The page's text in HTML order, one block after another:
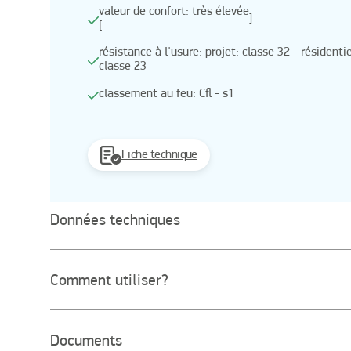
valeur de confort: très élevée
résistance à l'usure: projet: classe 32 -
classe 23
classement au feu: Cfl - s1
Fiche technique
Données techniques
Comment utiliser?
Documents